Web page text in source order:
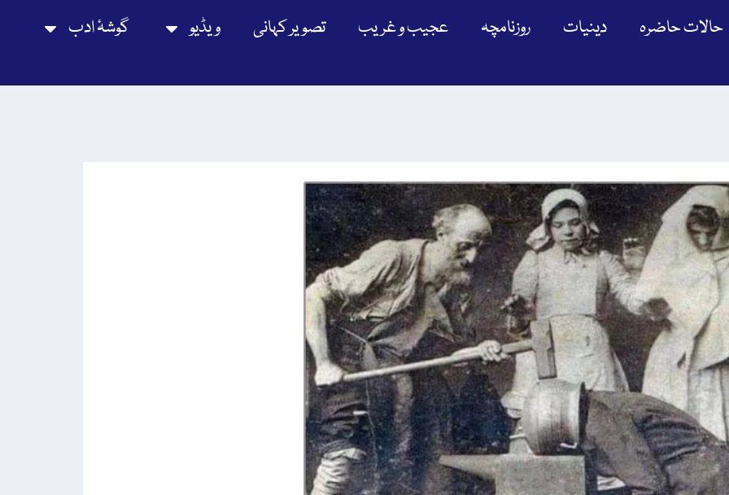
حالات حاضرہ دینیات روزنامچہ عجیب و غریب تصویر کہانی ویڈیو گوشۂ ادب